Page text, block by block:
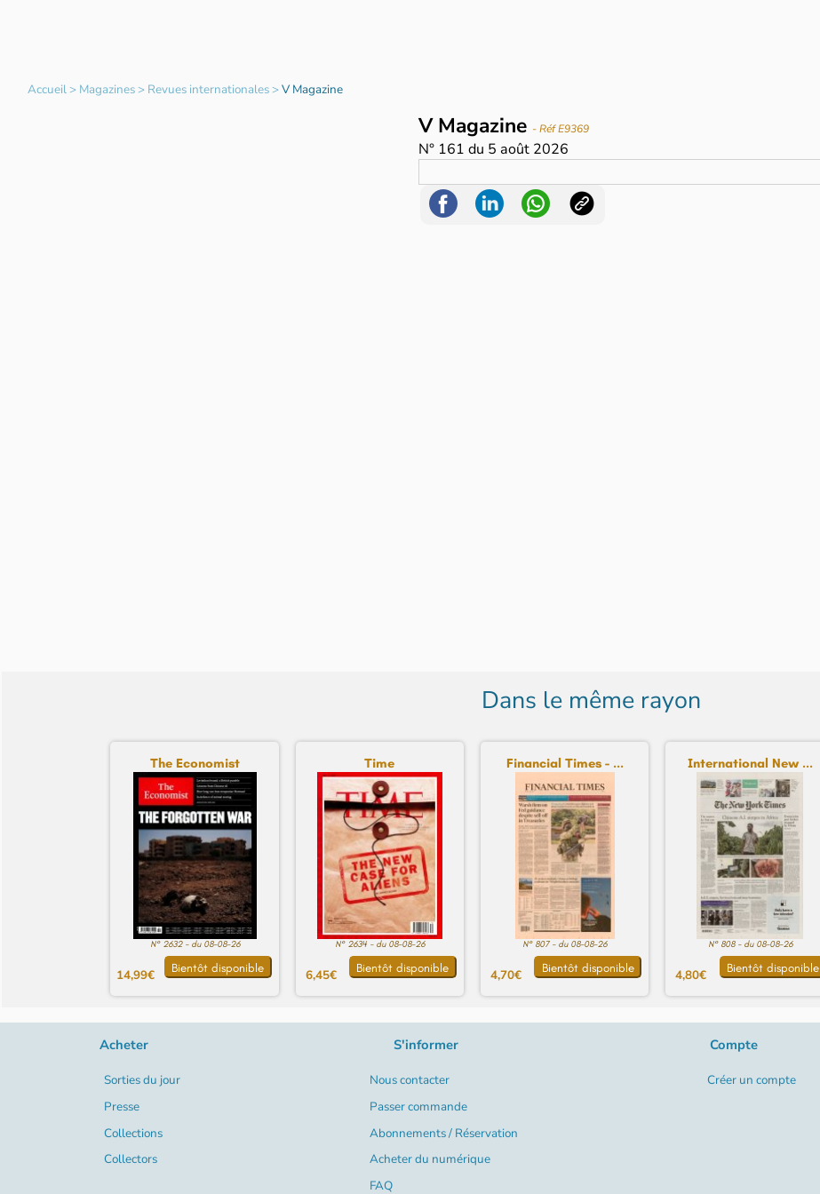
Accueil> Magazines> Revues internationales>V Magazine
V Magazine - Réf E9369
N° 161 du 5 août 2026
Dans le même rayon
The Economist
N° 2632 - du 08-08-26
14,99€ Bientôt disponible
Time
N° 2634 - du 08-08-26
6,45€ Bientôt disponible
Financial Times - ...
N° 807 - du 08-08-26
4,70€ Bientôt disponible
International New ...
N° 808 - du 08-08-26
4,80€ Bientôt disponible
Acheter
Sorties du jour
Presse
Collections
Collectors
S'informer
Nous contacter
Passer commande
Abonnements / Réservation
Acheter du numérique
FAQ
Compte
Créer un compte